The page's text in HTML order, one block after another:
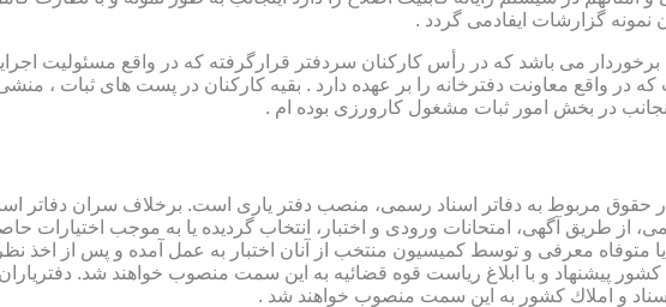
گزارشات ایفادمی گردد .
انسانی برخوردار می باشد که در رأس کارکنان سردفتر قرارگرفته که در واقع
که در واقع معاونت دفترخانه را بر عهده دارد . بقیه کارکنان در پست های ثبات ،
در بخش امور ثبات مشغول کارورزی بوده ام .
یا متوفاه معرفی و توسط كمیسیون منتخب از آنان اختبار به عمل آمده و پس از اخذ
و املاك كشور به این سمت منصوب خواهند شد .